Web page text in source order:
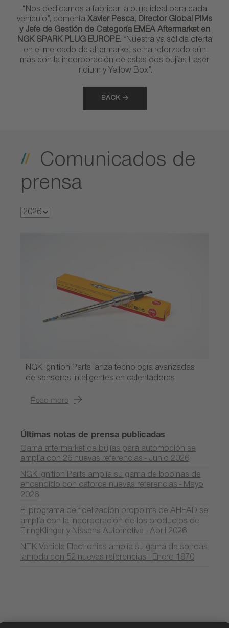
“Nos dedicamos a fabricar la bujía ideal para cada
vehículo”, comenta Xavier Pesca, Director Global PIMs
y Jefe de Gestión de Categoría EMEA Aftermarket en
NGK SPARK PLUG EUROPE. “Nuestra ya sólida oferta
en el mercado de aftermarket se ha reforzado aún
más con la incorporación de estas dos bujías Laser
Iridium y Yellow Box”.
BACK
Comunicados de
prensa
NGK Ignition Parts lanza tecnología avanzadas
de sensores inteligentes en calentadores
Read more
Últimas notas de prensa publicadas
Gama aftermarket de bujías para automoción se
amplía con 26 nuevas referencias - Junio 2026
NGK Ignition Parts amplía su gama de bobinas de
encendido con catorce nuevas referencias - Mayo
2026
El programa de fidelización propoints de AHEAD se
amplía con la incorporación de los productos de
ElringKlinger y Nissens Automotive - Abril 2026
NTK Vehicle Electronics amplía su gama de sondas
lambda con 52 nuevas referencias - Enero 1970